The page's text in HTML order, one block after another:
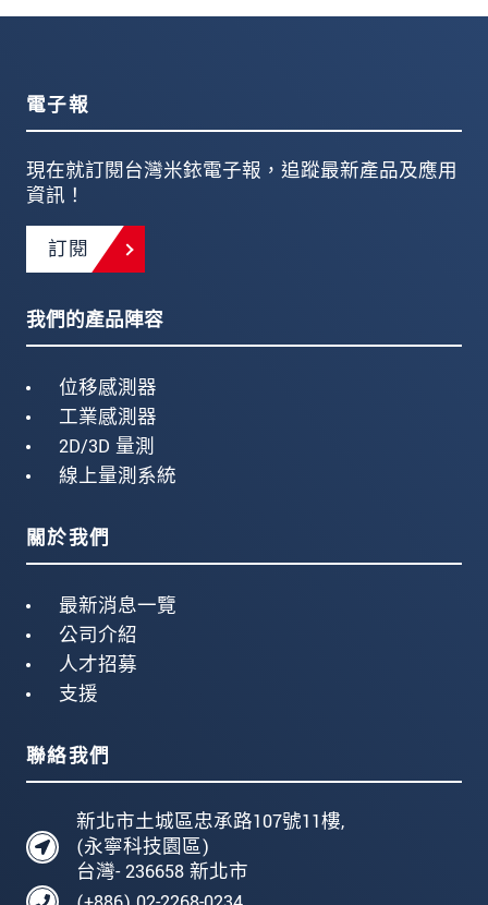
電子報
現在就訂閱台灣米銥電子報，追蹤最新產品及應用
資訊！
訂閱
我們的產品陣容
位移感測器
工業感測器
2D/3D 量測
線上量測系統
關於我們
最新消息一覽
公司介紹
人才招募
支援
聯絡我們
新北市土城區忠承路107號11樓,
(永寧科技園區)
台灣- 236658 新北市